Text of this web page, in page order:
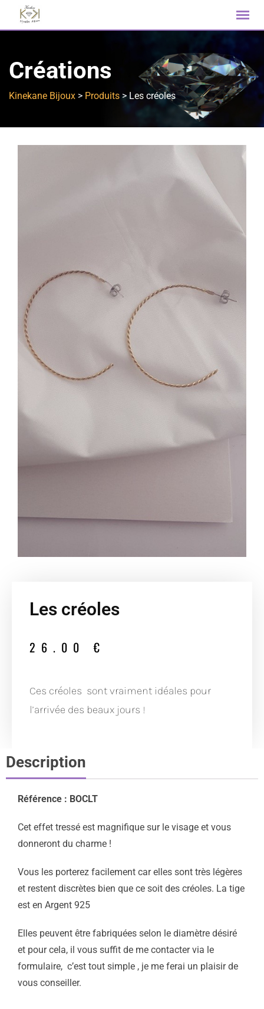
Créations
Kinekane Bijoux > Produits > Les créoles
Les créoles
26.00€
Ces créoles sont vraiment idéales pour
l’arrivée des beaux jours !
Description
Référence : BOCLT
Cet effet tressé est magnifique sur le visage et vous
donneront du charme !
Vous les porterez facilement car elles sont très légères
et restent discrètes bien que ce soit des créoles. La tige
est en Argent 925
Elles peuvent être fabriquées selon le diamètre désiré
et pour cela, il vous suffit de me contacter via le
formulaire, c’est tout simple , je me ferai un plaisir de
vous conseiller.